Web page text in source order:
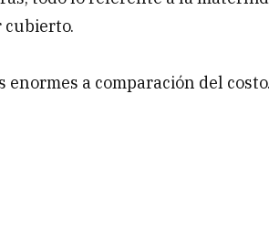
cubierto.
a comparación del costo.